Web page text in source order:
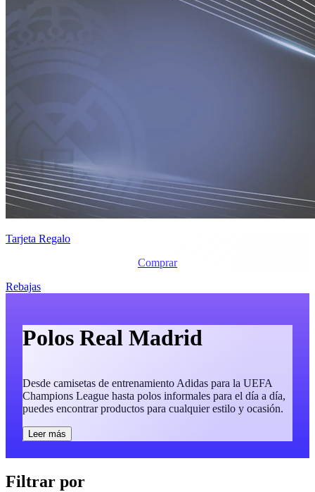
Tarjeta Regalo
Comprar
Rebajas
Polos Real Madrid
Desde camisetas de entrenamiento Adidas para la UEFA
Champions League hasta polos informales para el día a día,
puedes encontrar productos para cualquier estilo y ocasión.
Leer más
Filtrar por